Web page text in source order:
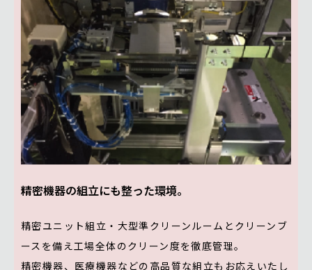
精密機器の組立にも整った環境。
精密ユニット組立・大型準クリーンルームとクリーンブ
ースを備え工場全体のクリーン度を徹底管理。
精密機器、医療機器などの高品質な組立もお応えいたし